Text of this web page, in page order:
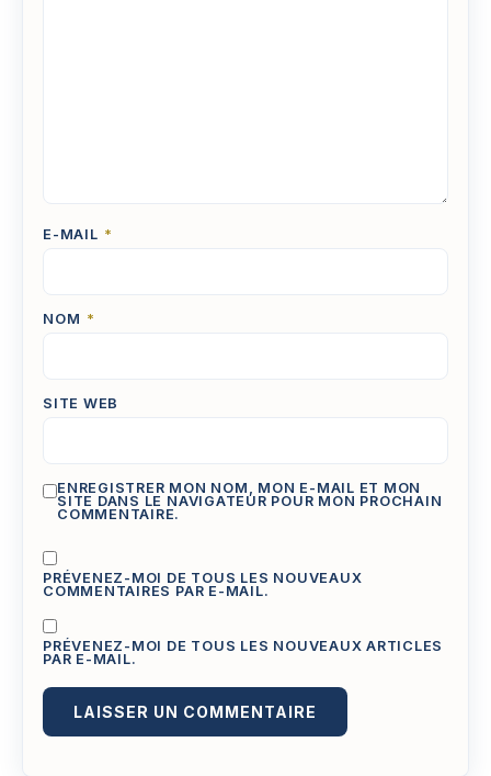
E-MAIL *
NOM *
SITE WEB
ENREGISTRER MON NOM, MON E-MAIL ET MON
SITE DANS LE NAVIGATEUR POUR MON PROCHAIN
COMMENTAIRE.
PRÉVENEZ-MOI DE TOUS LES NOUVEAUX
COMMENTAIRES PAR E-MAIL.
PRÉVENEZ-MOI DE TOUS LES NOUVEAUX ARTICLES
PAR E-MAIL.